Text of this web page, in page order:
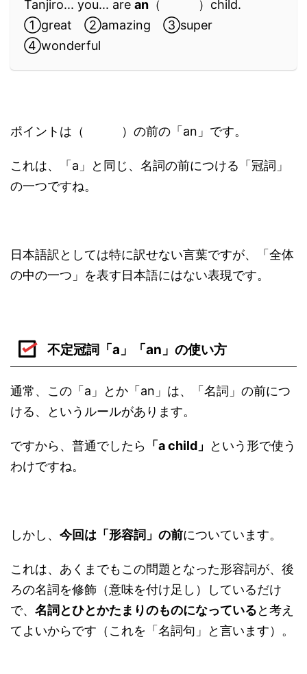
Tanjiro... you... are an （ ）child.
①great ②amazing ③super
④wonderful
ポイントは（ ）の前の「an」です。
これは、「a」と同じ、名詞の前につける「冠詞」
の一つですね。
日本語訳としては特に訳せない言葉ですが、「全体
の中の一つ」を表す日本語にはない表現です。
不定冠詞「a」「an」の使い方
通常、この「a」とか「an」は、「名詞」の前につ
ける、というルールがあります。
ですから、普通でしたら 「a child」
という形で使う
わけですね。
しかし、 今回は「形容詞」の前についています。
これは、あくまでもこの問題となった形容詞が、後
ろの名詞を修飾（意味を付け足し）しているだけ
で、 名詞とひとかたまりのものになっていると考え
てよいからです（これを「名詞句」と言います）。